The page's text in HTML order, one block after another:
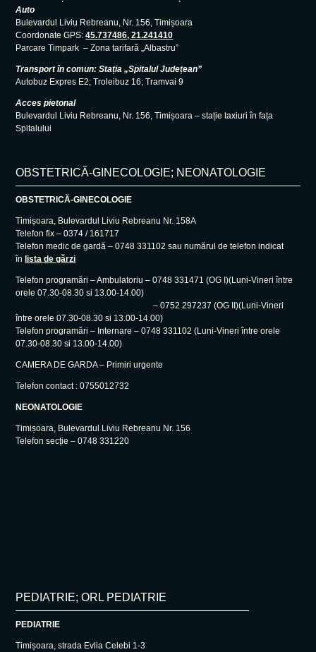
Auto
Bulevardul Liviu Rebreanu, Nr. 156, Timișoara
Coordonate GPS:45.737486, 21.241410
Parcare Timpark – Zona tarifară „Albastru”
Transport în comun: Stația „Spitalul Județean”
Autobuz Expres E2; Troleibuz 16; Tramvai 9
Acces pietonal
Bulevardul Liviu Rebreanu, Nr. 156, Timișoara – stație taxiuri în fața
Spitalului
OBSTETRICĂ-GINECOLOGIE; NEONATOLOGIE
OBSTETRICĂ-GINECOLOGIE
Timișoara, Bulevardul Liviu Rebreanu Nr. 158A
Telefon fix – 0374 / 161717
Telefon medic de gardă – 0748 331102 sau numărul de telefon indicat
în lista de gărzi
Telefon programări – Ambulatoriu – 0748 331471 (OG I)(Luni-Vineri între
orele 07.30-08.30 si 13.00-14.00)
– 0752 297237 (OG II)(Luni-Vineri
între orele 07.30-08.30 si 13.00-14.00)
Telefon programări – Internare – 0748 331102 (Luni-Vineri între orele
07.30-08.30 si 13.00-14.00)
CAMERA DE GARDA – Primiri urgente
Telefon contact : 0755012732
NEONATOLOGIE
Timișoara, Bulevardul Liviu Rebreanu Nr. 156
Telefon secție – 0748 331220
PEDIATRIE; ORL PEDIATRIE
PEDIATRIE
Timișoara, strada Evlia Celebi 1-3